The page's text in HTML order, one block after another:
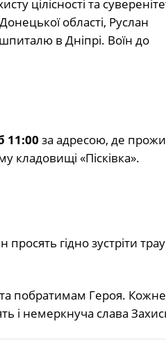
цілісності та
області, Руслан
в Дніпрі. Воїн до
11:00 за адресою, де
кладовищі «Пісківка».
гідно зустріти
побратимам Героя.
і немеркнуча слава